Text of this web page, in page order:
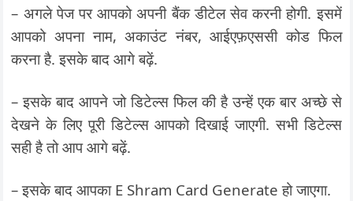
– अगले पेज पर आपको अपनी बैंक डीटेल सेव करनी होगी. इसमें
आपको अपना नाम, अकाउंट नंबर, आईएफ़एससी कोड फिल
करना है. इसके बाद आगे बढ़ें.
– इसके बाद आपने जो डिटेल्स फिल की है उन्हें एक बार अच्छे से
देखने के लिए पूरी डिटेल्स आपको दिखाई जाएगी. सभी डिटेल्स
सही है तो आप आगे बढ़ें.
– इसके बाद आपका E Shram Card Generate हो जाएगा.